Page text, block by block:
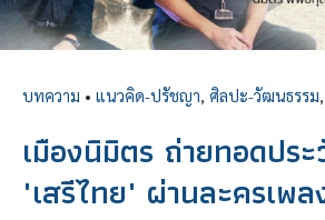
บทความ • แนวคิด-ปรัชญา, ศิลปะ-วัฒนธรรม,
เมืองนิมิตร ถ่ายทอดปร
"เสรีไทย" ผ่านละครเพล